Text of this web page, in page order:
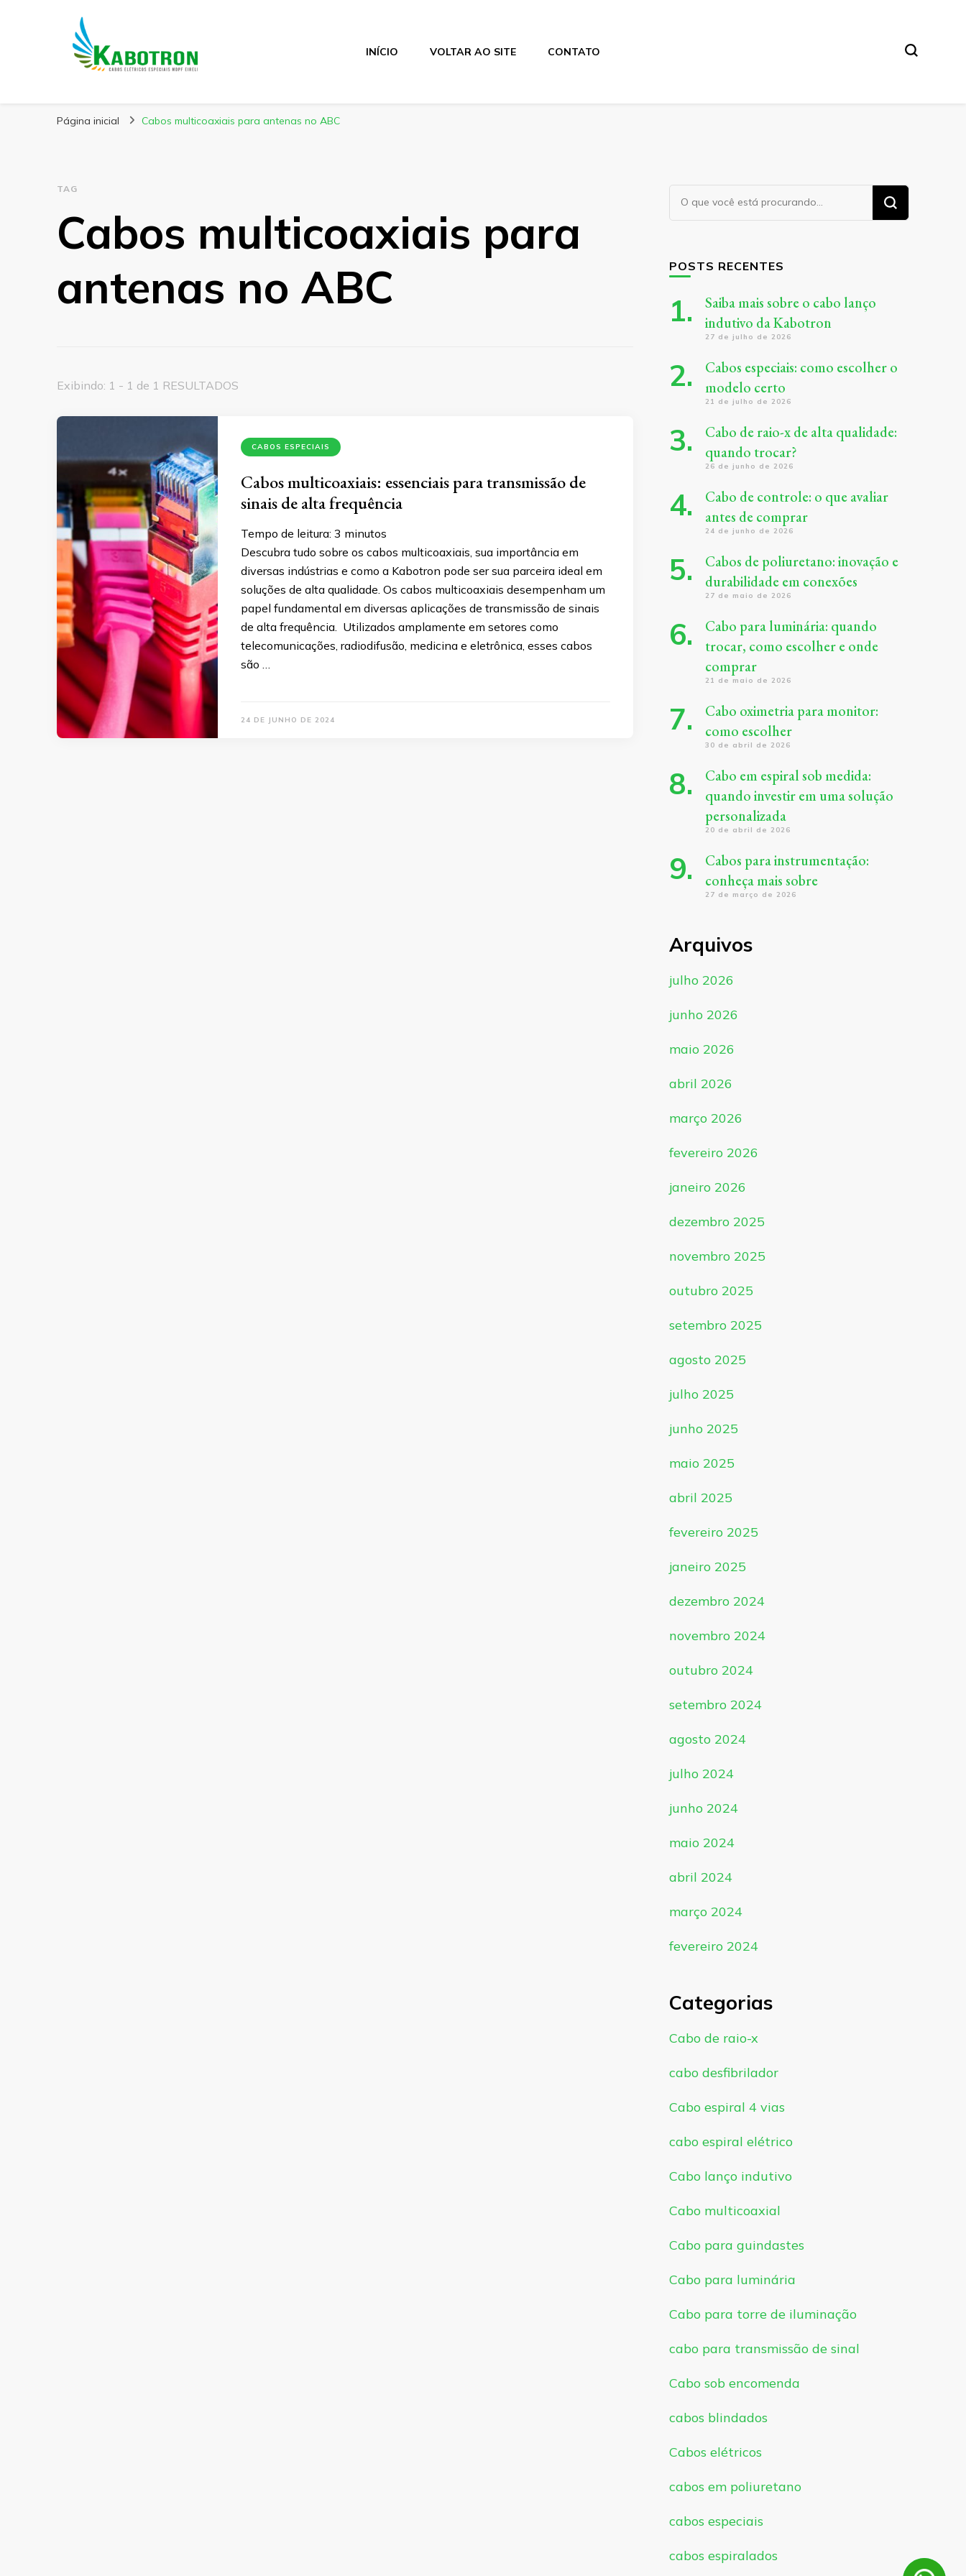
Kabotron
INÍCIO VOLTAR AO SITE CONTATO
Página inicial Cabos multicoaxiais para antenas no ABC
TAG
Cabos multicoaxiais para
antenas no ABC
Exibindo: 1 - 1 de 1 RESULTADOS
CABOS ESPECIAIS
Cabos multicoaxiais: essenciais para transmissão de
sinais de alta frequência
Tempo de leitura: 3 minutos
Descubra tudo sobre os cabos multicoaxiais, sua importância em
diversas indústrias e como a Kabotron pode ser sua parceira ideal em
soluções de alta qualidade. Os cabos multicoaxiais desempenham um
papel fundamental em diversas aplicações de transmissão de sinais
de alta frequência. Utilizados amplamente em setores como
telecomunicações, radiodifusão, medicina e eletrônica, esses cabos
são …
24 DE JUNHO DE 2024
Procurando
algo?
POSTS RECENTES
Saiba mais sobre o cabo lanço
indutivo da Kabotron
27 de julho de 2026
Cabos especiais: como escolher o
modelo certo
21 de julho de 2026
Cabo de raio-x de alta qualidade:
quando trocar?
26 de junho de 2026
Cabo de controle: o que avaliar
antes de comprar
24 de junho de 2026
Cabos de poliuretano: inovação e
durabilidade em conexões
27 de maio de 2026
Cabo para luminária: quando
trocar, como escolher e onde
comprar
21 de maio de 2026
Cabo oximetria para monitor:
como escolher
30 de abril de 2026
Cabo em espiral sob medida:
quando investir em uma solução
personalizada
20 de abril de 2026
Cabos para instrumentação:
conheça mais sobre
27 de março de 2026
Arquivos
julho 2026
junho 2026
maio 2026
abril 2026
março 2026
fevereiro 2026
janeiro 2026
dezembro 2025
novembro 2025
outubro 2025
setembro 2025
agosto 2025
julho 2025
junho 2025
maio 2025
abril 2025
fevereiro 2025
janeiro 2025
dezembro 2024
novembro 2024
outubro 2024
setembro 2024
agosto 2024
julho 2024
junho 2024
maio 2024
abril 2024
março 2024
fevereiro 2024
Categorias
Cabo de raio-x
cabo desfibrilador
Cabo espiral 4 vias
cabo espiral elétrico
Cabo lanço indutivo
Cabo multicoaxial
Cabo para guindastes
Cabo para luminária
Cabo para torre de iluminação
cabo para transmissão de sinal
Cabo sob encomenda
cabos blindados
Cabos elétricos
cabos em poliuretano
cabos especiais
cabos espiralados